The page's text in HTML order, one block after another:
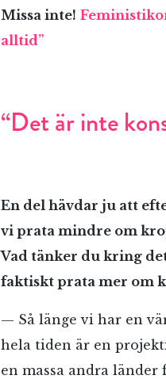
Missa inte!
alltid”
“Det är inte
En del hävdar ju att
vi prata mindre om
Vad tänker du kring
faktiskt prata mer om
— Så länge vi har en
hela tiden är en
en massa andra